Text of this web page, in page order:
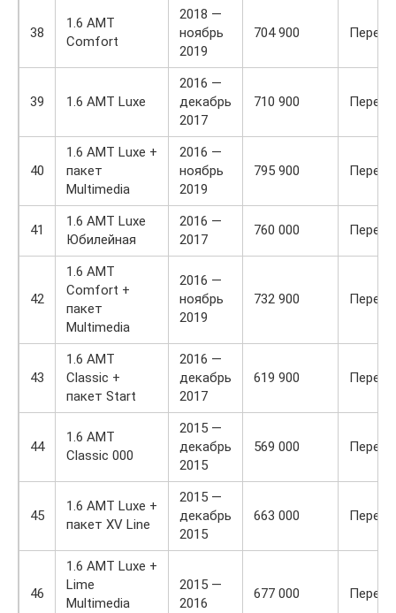
38
1.6 AMT
Comfort
2018 —
ноябрь
2019
704 900
39 1.6 AMT Luxe
2016 —
декабрь
2017
710 900
40
1.6 AMT Luxe +
пакет
Multimedia
2016 —
ноябрь
2019
795 900
41
1.6 AMT Luxe
Юбилейная
2016 —
2017
760 000
42
1.6 AMT
Comfort +
пакет
Multimedia
2016 —
ноябрь
2019
732 900
43
1.6 AMT
Classic +
пакет Start
2016 —
декабрь
2017
619 900
44
1.6 AMT
Classic 000
2015 —
декабрь
2015
569 000
45
1.6 AMT Luxe +
пакет XV Line
2015 —
декабрь
2015
663 000
46
1.6 AMT Luxe +
Lime
Multimedia
2015 —
2016
677 000